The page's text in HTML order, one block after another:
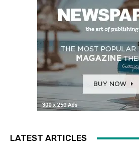
LATEST ARTICLES